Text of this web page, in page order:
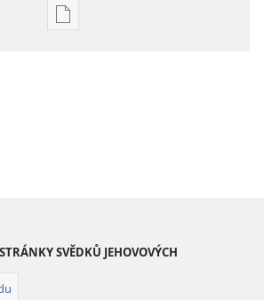
Formáty
SVĚDKŮ JEHOVOVÝCH